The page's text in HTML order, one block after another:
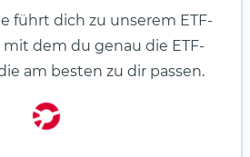
führt dich zu unserem ETF-
mit dem du genau die ETF-
am besten zu dir passen.